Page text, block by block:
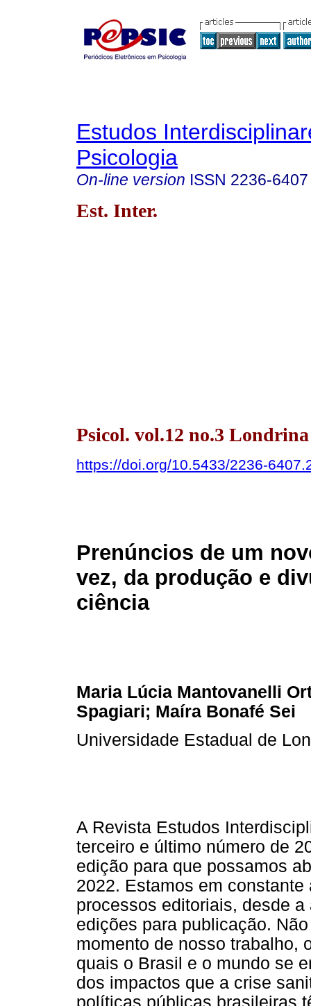
Estudos
Psicologia
On-line version ISSN 2236-6407
Est. Inter.
Psicol. vol.12 no.3 Londrina
https://doi.org/10.5433/2236-
Prenúncios de um
vez, da produção e
ciência
Maria Lúcia Mantovanelli
Spagiari; Maíra Bonafé Sei
Universidade Estadual de
A Revista Estudos
terceiro e último número de
edição para que possamos
2022. Estamos em
processos editoriais, desde
edições para publicação.
momento de nosso trabalho,
quais o Brasil e o mundo se
dos impactos que a crise
políticas públicas brasileiras